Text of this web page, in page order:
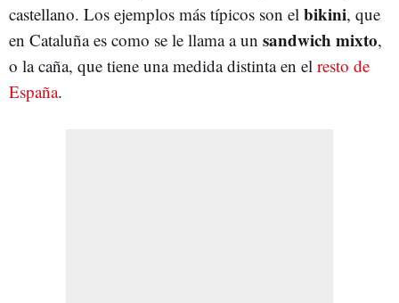
castellano. Los ejemplos más típicos son el bikini, que
en Cataluña es como se le llama a un sandwich mixto,
o la caña, que tiene una medida distinta en el resto de
España.